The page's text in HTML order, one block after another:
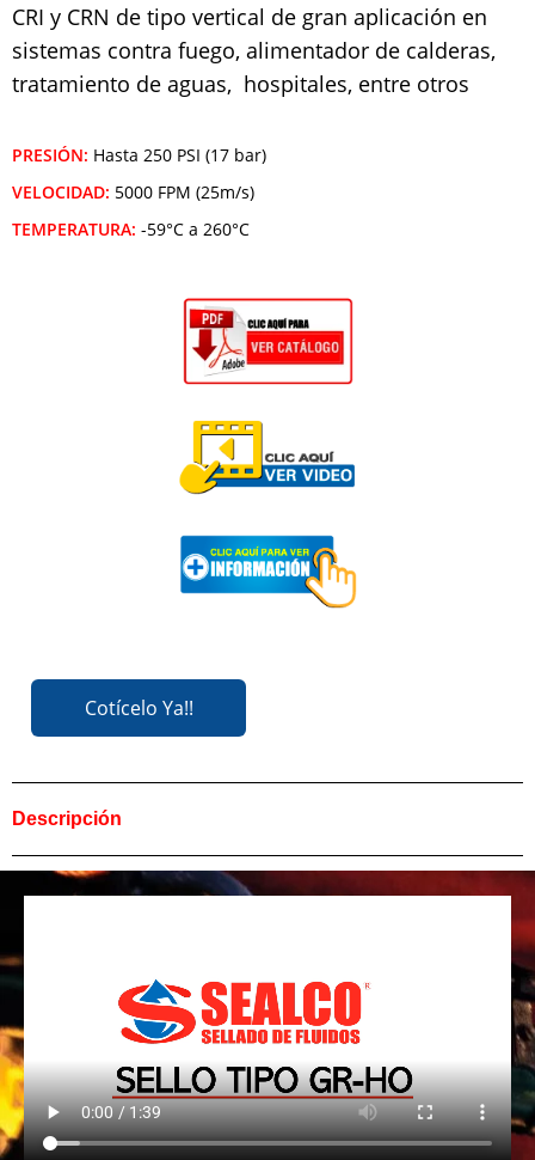
CRI y CRN de tipo vertical de gran aplicación en
sistemas contra fuego, alimentador de calderas,
tratamiento de aguas, hospitales, entre otros
PRESIÓN: Hasta 250 PSI (17 bar)
VELOCIDAD: 5000 FPM (25m/s)
TEMPERATURA: -59°C a 260°C
Cotícelo Ya!!
Cotícelo Ya!!
Descripción